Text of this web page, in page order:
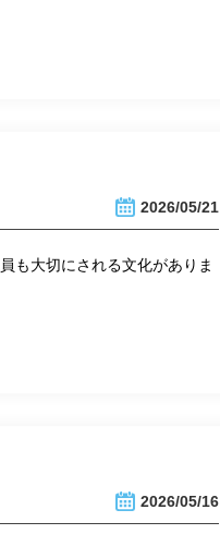
2026/05/21
も大切にされる文化がありま
2026/05/16